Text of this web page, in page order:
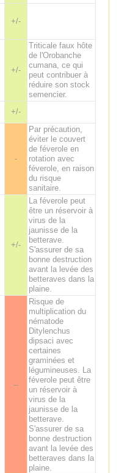
+/-
+/-
Triticale faux hôte
de l'Orobanche
cumana, ce qui
peut contribuer à
réduire son stock
semencier.
+/-
-
Par précaution,
éviter le couvert
de féverole en
rotation avec
féverole, en raison
du risque
sanitaire.
+/-
La féverole peut
être un réservoir à
virus de la
jaunisse de la
betterave.
S'assurer de sa
bonne destruction
avant la levée des
betteraves dans la
plaine.
--
Risque de
multiplication du
nématode
Ditylenchus
dipsaci avec
certaines
graminées et
légumineuses. La
féverole peut être
un réservoir à
virus de la
jaunisse de la
betterave.
S'assurer de sa
bonne destruction
avant la levée des
betteraves dans la
plaine.